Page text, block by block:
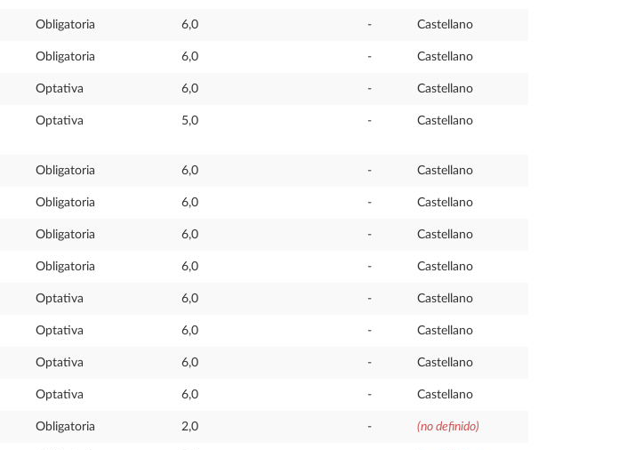
Obligatoria 6,0 - Castellano
Obligatoria 6,0 - Castellano
Optativa 6,0 - Castellano
Optativa 5,0 - Castellano
Obligatoria 6,0 - Castellano
Obligatoria 6,0 - Castellano
Obligatoria 6,0 - Castellano
Obligatoria 6,0 - Castellano
Optativa 6,0 - Castellano
Optativa 6,0 - Castellano
Optativa 6,0 - Castellano
Optativa 6,0 - Castellano
Obligatoria 2,0 - (no definido)